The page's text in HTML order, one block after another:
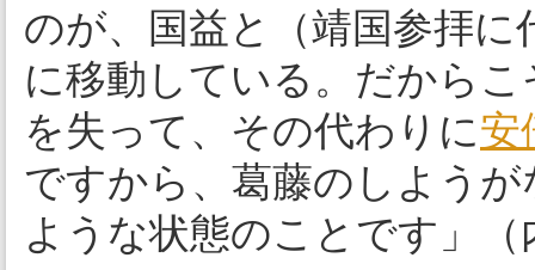
のが、国益と（靖国参拝
に移動している。だから
を失って、その代わりに安
ですから、葛藤のしよう
ような状態のことです」（